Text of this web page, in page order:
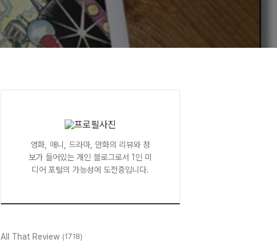
영화, 애니, 드라마, 만화의 리뷰와 정
보가 들어있는 개인 블로그로서 1인 미
디어 포털의 가능성에 도전중입니다.
All That Review (1718)